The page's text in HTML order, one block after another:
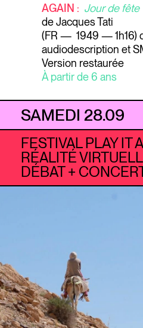
AGAIN : Jour de fête
de Jacques Tati
(FR — 1949 — 1h16)
audiodescription et
Version restaurée
À partir de 6 ans
SAMEDI 28.09
FESTIVAL PLAY IT
RÉALITÉ
DÉBAT +